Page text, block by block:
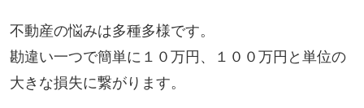
不動産の悩みは多種多様です。
勘違い一つで簡単に１０万円、１００万円と単位の
大きな損失に繋がります。